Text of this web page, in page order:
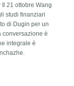
21 ottobre Wang
studi finanziari
di Dugin per un
conversazione è
integrale è